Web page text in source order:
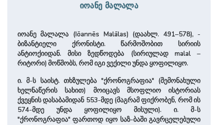
იოანე მალალა
იოანე მალალა (Iōannēs Malālas) (დაახლ. 491–578), ­
ბიზანტიელი ქრონისტი. წარმოშობით სირიის
ანტიოქიიდან. მისი ზედწოდე­ბა (სირიულად malal –
რიტორი) მოწმობს, რომ იგი ვექილი უნდა ყოფილიყო.
ი. მ-ს საისტ. თხზუ­ლება "ქრონოგრაფია" (შე­მონა­ხული
ხელნაწერის სა­ხით) მო­იცავს მსოფლიო ისტორიას
ქვეყნის დასაბამიდან 553-მდე (მაგრამ ფიქრობენ, რომ ის
574-მდე უნდა ყოფილიყო მისული). ი. მ-ს
"ქრონოგრაფია" ფართოდ იყო საზ-ბაში გავრცელებული